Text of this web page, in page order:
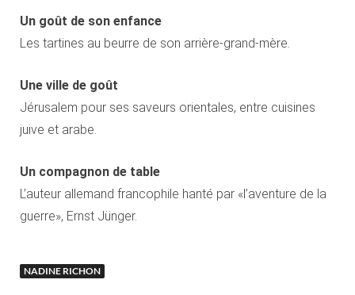
Un goût de son enfance
Les tartines au beurre de son arrière-grand-mère.
Une ville de goût
Jérusalem pour ses saveurs orientales, entre cuisines
juive et arabe.
Un compagnon de table
L’auteur allemand francophile hanté par «l’aventure de la
guerre», Ernst Jünger.
NADINE RICHON